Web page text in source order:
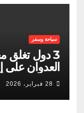
سياحة وسفر
3 دول تغلق
العدوان على
28 فبراير، 2026